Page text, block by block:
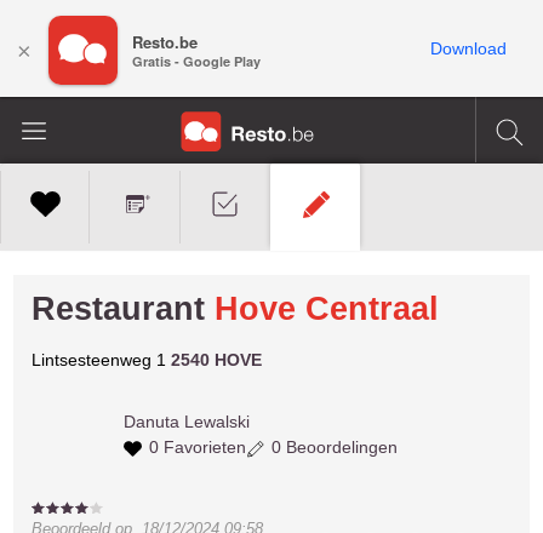
Restaurant Hove Centraal
Lintsesteenweg 12540 HOVE
Danuta Lewalski
0 Favorieten
0 Beoordelingen
Beoordeeld op18/12/2024 09:58
× Resto.be
Gratis - Google Play
Download